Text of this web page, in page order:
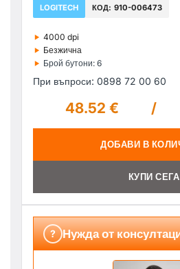
LOGITECH КОД: 910-006473
‣ 4000 dpi
‣ Безжична
‣ Брой бутони: 6
При въпроси: 0898 72 00 60
48.52 € /
ДОБАВИ В
КУПИ СЕГА
? Нужда от